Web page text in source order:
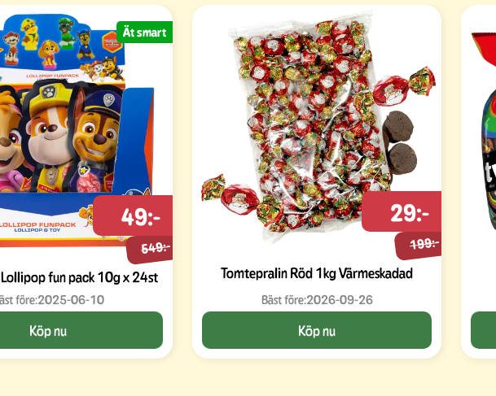
fun pack 10g x 24st
549:-
49:-
före:2025-06-10
Köp nu
Ät smart
Tomtepralin Röd 1kg Värmeskadad
199:-
29:-
Bäst före:2026-09-26
Köp nu